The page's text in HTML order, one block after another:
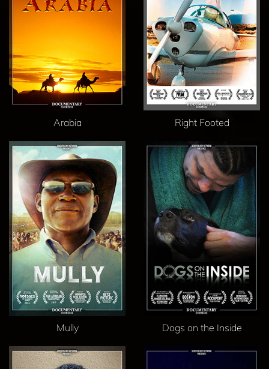
Arabia Right Footed
Mully Dogs on the Inside